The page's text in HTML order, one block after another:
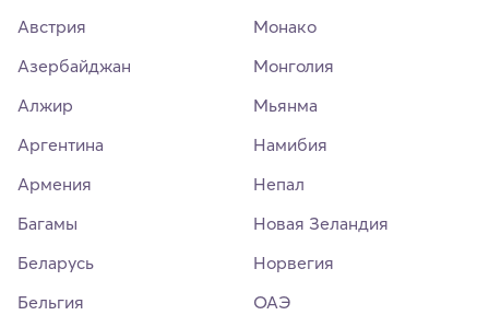
Австрия
Азербайджан
Алжир
Аргентина
Армения
Багамы
Беларусь
Бельгия
Монако
Монголия
Мьянма
Намибия
Непал
Новая Зеландия
Норвегия
ОАЭ